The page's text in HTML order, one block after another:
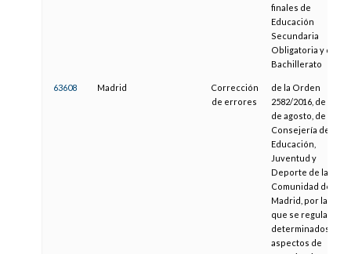
finales de
Educación
Secundaria
Obligatoria y de
Bachillerato
63608 Madrid
Corrección
de errores
de la Orden
2582/2016, de 17
de agosto, de la
Consejería de
Educación,
Juventud y
Deporte de la
Comunidad de
Madrid, por la
que se regulan
determinados
aspectos de